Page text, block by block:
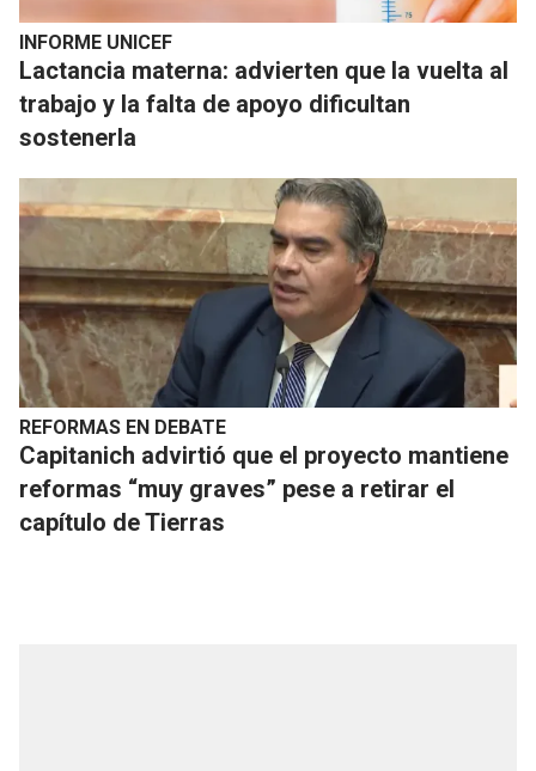
INFORME UNICEF
Lactancia materna: advierten que la vuelta al
trabajo y la falta de apoyo dificultan
sostenerla
REFORMAS EN DEBATE
Capitanich advirtió que el proyecto mantiene
reformas “muy graves” pese a retirar el
capítulo de Tierras